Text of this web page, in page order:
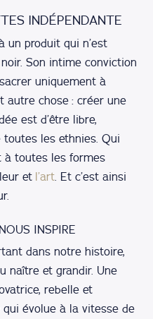
INDÉPENDANTE
un produit qui n’est
Son intime conviction
uniquement à
autre chose : créer une
est d’être libre,
les ethnies. Qui
à toutes les formes
et l’art . Et c’est ainsi
INSPIRE
dans notre histoire,
naître et grandir. Une
rebelle et
évolue à la vitesse de